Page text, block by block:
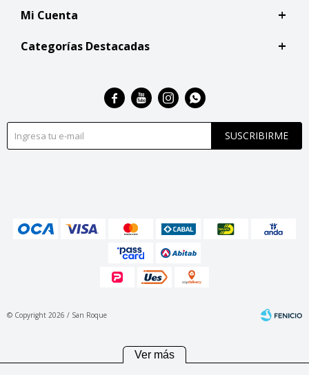
Mi Cuenta
Categorías Destacadas
SUSCRIBIRME
   
© Copyright 2026 / San Roque
Ver más